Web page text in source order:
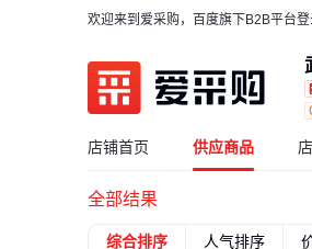
欢迎来到爱采购，百度旗下B2B平台
店铺首页 供应商品
全部结果
综合排序 人气排序